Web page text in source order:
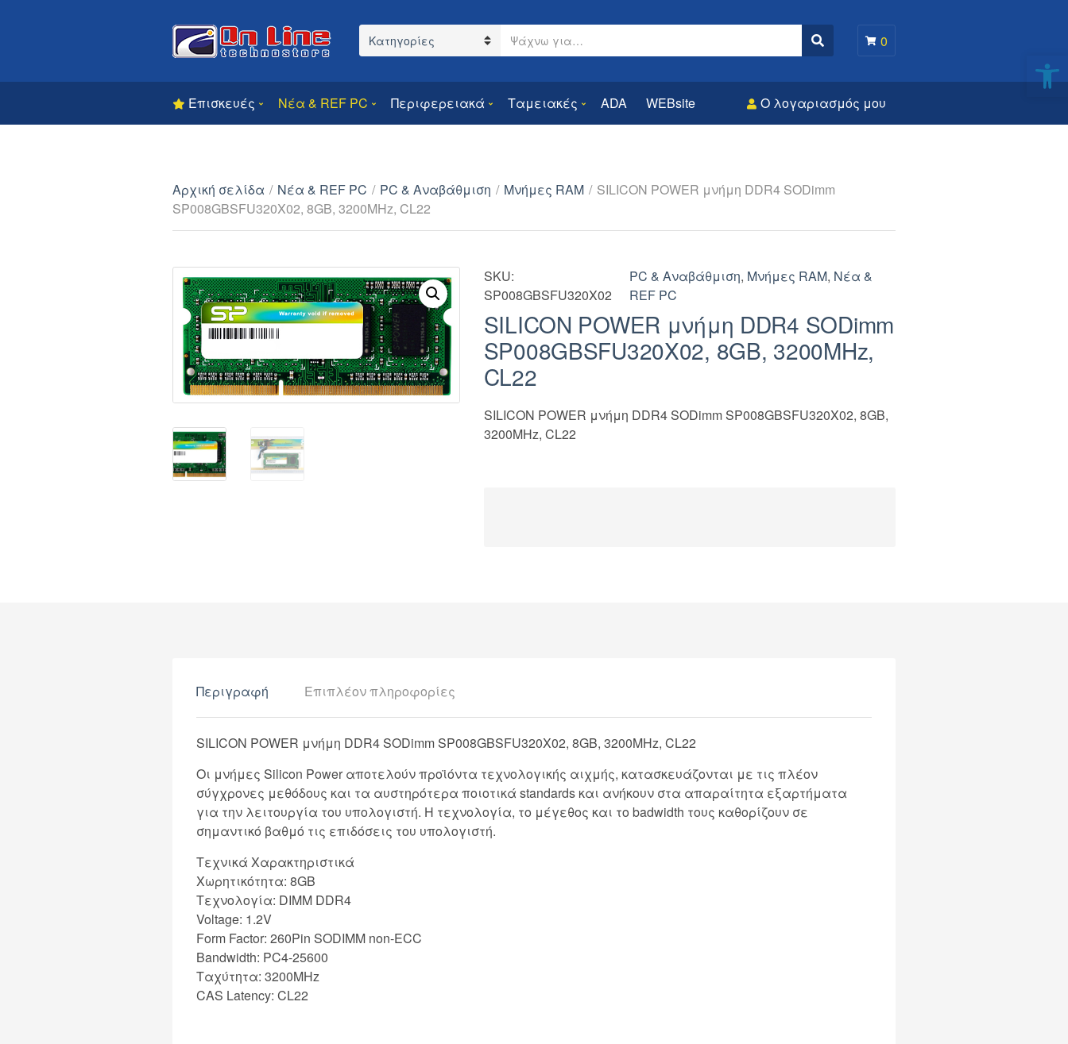
Category name
Search text
Search 0
Επισκευές Νέα & REF PC Περιφερειακά Ταμειακές ADA WEBsite Ο λογαριασμός μου
Αρχική σελίδα / Νέα & REF PC / PC & Αναβάθμιση / Μνήμες RAM / SILICON POWER μνήμη DDR4 SODimm
SP008GBSFU320X02, 8GB, 3200MHz, CL22
SKU:
SP008GBSFU320X02
PC & Αναβάθμιση, Μνήμες RAM, Νέα &
REF PC
SILICON POWER μνήμη DDR4 SODimm
SP008GBSFU320X02, 8GB, 3200MHz,
CL22
SILICON POWER μνήμη DDR4 SODimm SP008GBSFU320X02, 8GB,
3200MHz, CL22
Περιγραφή Επιπλέον πληροφορίες
SILICON POWER μνήμη DDR4 SODimm SP008GBSFU320X02, 8GB, 3200MHz, CL22
Οι μνήμες Silicon Power αποτελούν προϊόντα τεχνολογικής αιχμής, κατασκευάζονται με τις πλέον
σύγχρονες μεθόδους και τα αυστηρότερα ποιοτικά standards και ανήκουν στα απαραίτητα εξαρτήματα
για την λειτουργία του υπολογιστή. Η τεχνολογία, το μέγεθος και το badwidth τους καθορίζουν σε
σημαντικό βαθμό τις επιδόσεις του υπολογιστή.
Τεχνικά Χαρακτηριστικά
Χωρητικότητα: 8GB
Τεχνολογία: DIMM DDR4
Voltage: 1.2V
Form Factor: 260Pin SODIMM non-ECC
Bandwidth: PC4-25600
Ταχύτητα: 3200MHz
CAS Latency: CL22